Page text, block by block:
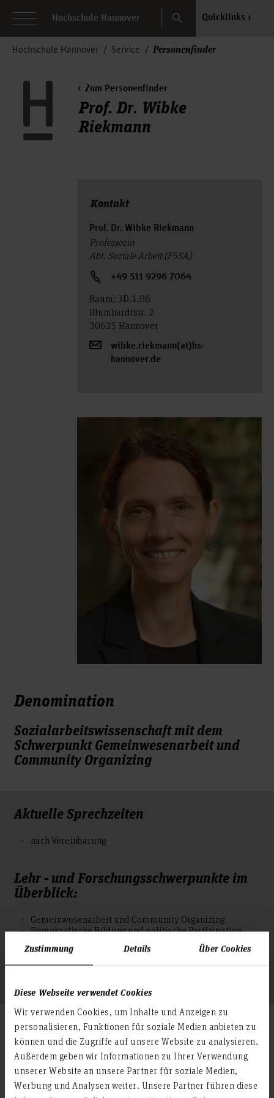
Zustimmung Details Über Cookies
Diese Webseite verwendet Cookies
Wir verwenden Cookies, um Inhalte und Anzeigen zu
personalisieren, Funktionen für soziale Medien anbieten zu
können und die Zugriffe auf unsere Website zu analysieren.
Außerdem geben wir Informationen zu Ihrer Verwendung
unserer Website an unsere Partner für soziale Medien,
Werbung und Analysen weiter. Unsere Partner führen diese
Hochschule Hannover Search Quicklinks
Hochschule Hannover Service Personenfinder
Zum Personenfinder
Prof. Dr. Wibke
Riekmann
Kontakt
Prof. Dr. Wibke Riekmann
Professorin
Abt. Soziale Arbeit (F5SA)
+49 511 9296 7064
Raum: 3D.1.06
Blumhardtstr. 2
30625 Hannover
wibke.riekmann(at)hs-
hannover.de
Denomination
Sozialarbeitswissenschaft mit dem
Schwerpunkt Gemeinwesenarbeit und
Community Organizing
Aktuelle Sprechzeiten
nach Vereinbarung
Lehr - und Forschungsschwerpunkte im
Überblick:
Gemeinwesenarbeit und Community Organizing
Demokratische Bildung und politische Partizipation
Engagementforschung (insbesondere Jugendverbände
und Ehrenamt)
Grundbildungs- und Literalitätsforschung
Veröffentlichungen und mehr...
Lebenslauf
Wissenschaftlicher Werdegang:
Forschung